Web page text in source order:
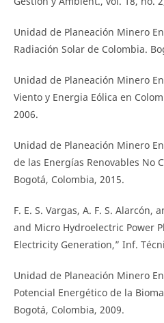
Unidad de Planeación Minero
Radiación Solar de Colombia.
Unidad de Planeación Minero
Viento y Energia Eólica en
2006.
Unidad de Planeación Minero
de las Energías Renovables No
Bogotá, Colombia, 2015.
F. E. S. Vargas, A. F. S. Alarcón,
and Micro Hydroelectric Power
Electricity Generation,” Inf.
Unidad de Planeación Minero
Potencial Energético de la
Bogotá, Colombia, 2009.